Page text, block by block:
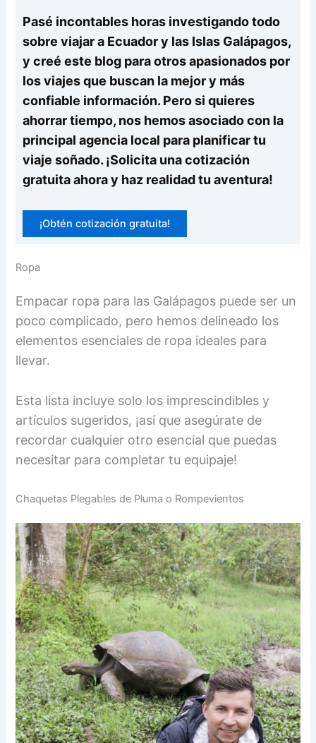
Pasé incontables horas investigando todo
sobre viajar a Ecuador y las Islas Galápagos,
y creé este blog para otros apasionados por
los viajes que buscan la mejor y más
confiable información. Pero si quieres
ahorrar tiempo, nos hemos asociado con la
principal agencia local para planificar tu
viaje soñado. ¡Solicita una cotización
gratuita ahora y haz realidad tu aventura!
¡Obtén cotización gratuita!
Ropa
Empacar ropa para las Galápagos puede ser un
poco complicado, pero hemos delineado los
elementos esenciales de ropa ideales para
llevar.
Esta lista incluye solo los imprescindibles y
artículos sugeridos, ¡así que asegúrate de
recordar cualquier otro esencial que puedas
necesitar para completar tu equipaje!
Chaquetas Plegables de Pluma o Rompevientos